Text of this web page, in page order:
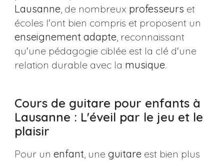
Lausanne, de nombreux professeurs et
écoles l'ont bien compris et proposent un
enseignement adapte, reconnaissant
qu'une pédagogie ciblée est la clé d'une
relation durable avec la musique.
Cours de guitare pour enfants à
Lausanne : L'éveil par le jeu et le
plaisir
Pour un enfant, une guitareest bien plus